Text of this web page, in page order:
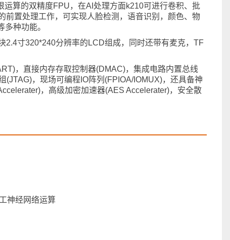
算的双精度FPU，在AI处理方面k210可进行卷积、批
前置处理工作，可实现人脸检测，语音识别，颜色、物
多种功能。
2.4寸320*240分辨率的LCD组成，同时还带有麦克，TF
，直接内存存取控制器(DMAC)，集成电路内置总线
(JTAG)，现场可编程IO阵列(FPIOA/IOMUX)，还具备神
，高级加密加速器(AES Accelerater)，安全散
神经网络运算